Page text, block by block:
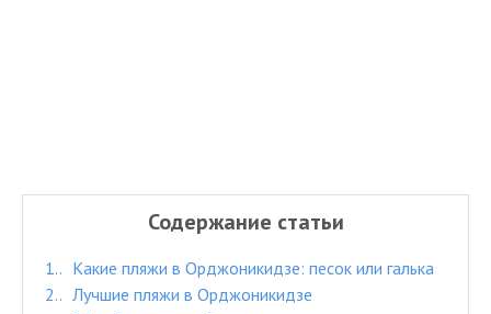
Содержание статьи
1.
Какие пляжи в Орджоникидзе: песок или галька
2.
Лучшие пляжи в Орджоникидзе